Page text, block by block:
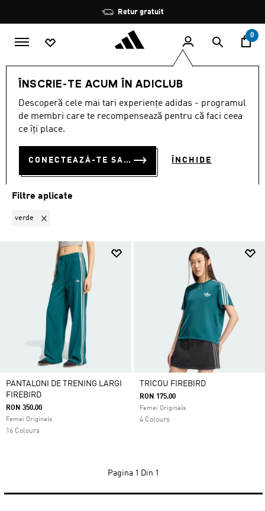
Oprește
rotația
Retur gratuit
0
ÎNSCRIE-TE ACUM ÎN ADICLUB
Descoperă cele mai tari experiențe adidas - programul
de membri care te recompensează pentru că faci ceea
ce îți place.
CONECTEAZĂ-TE SAU ÎNSCRIE-TE ACUM ÎNCHIDE
LIFESTYLE COLECȚII Firebird Femei
VERDE·FEMEI · FIREBIRD
Filtre aplicate
verde Elimină filtrul Sortat momentan după CULOARE: verde
PANTALONI DE TRENING LARGI
FIREBIRD
RON 350.00
Femei Originals
16 Colours
TRICOU FIREBIRD
RON 175.00
Femei Originals
4 Colours
Pagina 1 Din 1